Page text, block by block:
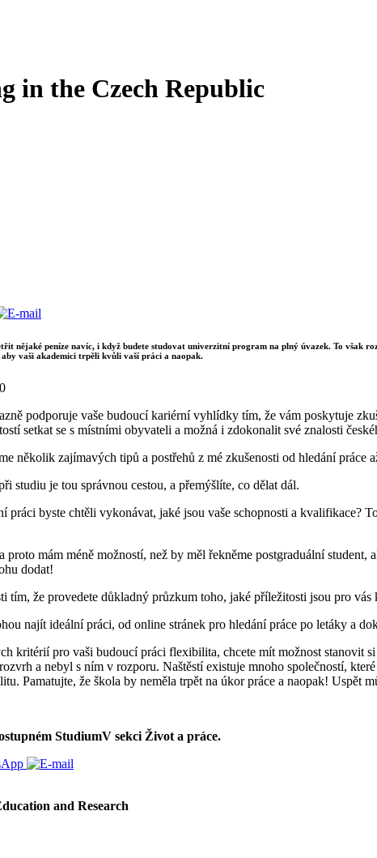
in the Czech Republic
nějaké peníze navíc, i když budete studovat univerzitní program na plný úvazek. To však
aby vaši akademici trpěli kvůli vaší práci a naopak.
podporuje vaše budoucí kariérní vyhlídky tím, že vám poskytuje
setkat se s místními obyvateli a možná i zdokonalit své znalosti
několik zajímavých tipů a postřehů z mé zkušenosti od hledání práce
studiu je tou správnou cestou, a přemýšlíte, co dělat dál.
práci byste chtěli vykonávat, jaké jsou vaše schopnosti a kvalifikace?
mám méně možností, než by měl řekněme postgraduální student,
dodat!
tím, že provedete důkladný průzkum toho, jaké příležitosti jsou pro vás
najít ideální práci, od online stránek pro hledání práce po letáky a
kritérií pro vaši budoucí práci flexibilita, chcete mít možnost stanovit
a nebyl s ním v rozporu. Naštěstí existuje mnoho společností,
Pamatujte, že škola by neměla trpět na úkor práce a naopak! Uspět
StudiumV sekci Život a práce.
and Research